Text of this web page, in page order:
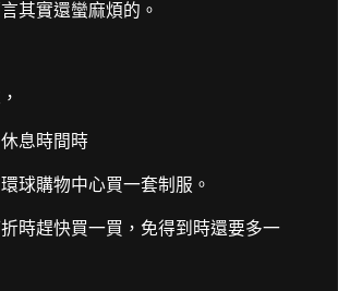
其實還蠻麻煩的。
息時間時
球購物中心買一套制服。
折時趕快買一買，免得到時還要多一